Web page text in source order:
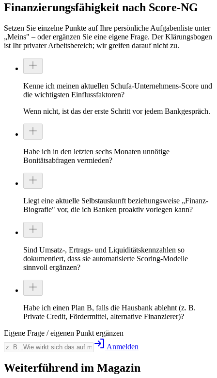
Finanzierungsfähigkeit nach Score-NG
Setzen Sie einzelne Punkte auf Ihre persönliche Aufgabenliste unter
„Meins" – oder ergänzen Sie eine eigene Frage. Der Klärungsbogen
ist Ihr privater Arbeitsbereich; wir greifen darauf nicht zu.
Kenne ich meinen aktuellen Schufa-Unternehmens-Score und
die wichtigsten Einflussfaktoren?
Wenn nicht, ist das der erste Schritt vor jedem Bankgespräch.
Habe ich in den letzten sechs Monaten unnötige
Bonitätsabfragen vermieden?
Liegt eine aktuelle Selbstauskunft beziehungsweise „Finanz-
Biografie" vor, die ich Banken proaktiv vorlegen kann?
Sind Umsatz-, Ertrags- und Liquiditätskennzahlen so
dokumentiert, dass sie automatisierte Scoring-Modelle
sinnvoll ergänzen?
Habe ich einen Plan B, falls die Hausbank ablehnt (z. B.
Private Credit, Fördermittel, alternative Finanzierer)?
Eigene Frage / eigenen Punkt ergänzen
Anmelden
Weiterführend im Magazin